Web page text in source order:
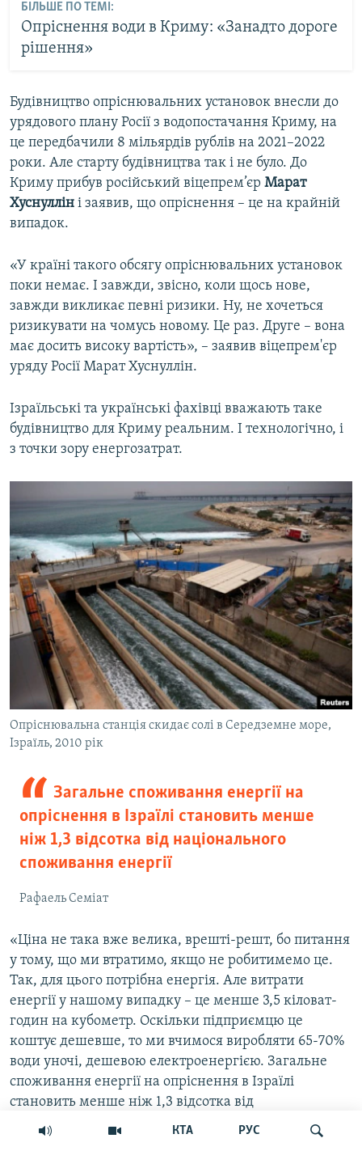
КТА РУС
БІЛЬШЕ ПО ТЕМІ:
Опріснення води в Криму: «Занадто дороге
рішення»
Будівництво опріснювальних установок внесли до
урядового плану Росії з водопостачання Криму, на
це передбачили 8 мільярдів рублів на 2021–2022
роки. Але старту будівництва так і не було. До
Криму прибув російський віцепрем’єр Марат
Хуснуллін і заявив, що опріснення – це на крайній
випадок.
«У країні такого обсягу опріснювальних установок
поки немає. І завжди, звісно, коли щось нове,
завжди викликає певні ризики. Ну, не хочеться
ризикувати на чомусь новому. Це раз. Друге – вона
має досить високу вартість», – заявив віцепрем'єр
уряду Росії Марат Хуснуллін.
Ізраїльські та українські фахівці вважають таке
будівництво для Криму реальним. І технологічно, і
з точки зору енергозатрат.
Опріснювальна станція скидає солі в Середземне море,
Ізраїль, 2010 рік
Загальне споживання енергії на
опріснення в Ізраїлі становить менше
ніж 1,3 відсотка від національного
споживання енергії
Рафаель Семіат
«Ціна не така вже велика, врешті-решт, бо питання
у тому, що ми втратимо, якщо не робитимемо це.
Так, для цього потрібна енергія. Але витрати
енергії у нашому випадку – це менше 3,5 кіловат-
годин на кубометр. Оскільки підприємцю це
коштує дешевше, то ми вчимося виробляти 65-70%
води уночі, дешевою електроенергією. Загальне
споживання енергії на опріснення в Ізраїлі
становить менше ніж 1,3 відсотка від
національного споживання енергії», – розповідає